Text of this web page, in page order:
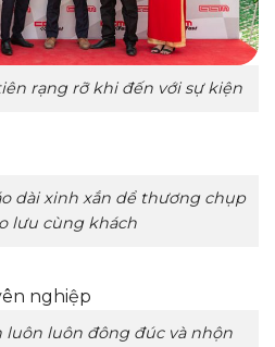
rạng rỡ khi đến với sự kiện
dài xinh xắn dể thương chụp
lưu cùng khách
luôn đông đúc và nhộn